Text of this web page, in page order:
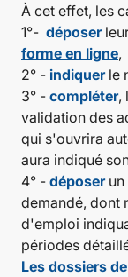
À cet effet, les
1°- déposer
forme en ligne,
2° - indiquer le
3° - compléter,
validation des
qui s'ouvrira
aura indiqué
4° - déposer
demandé, dont
d'emploi
périodes
Les dossiers